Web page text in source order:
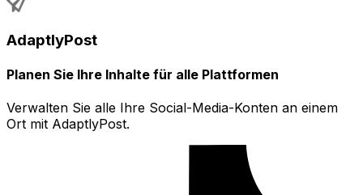
AdaptlyPost
Planen Sie Ihre Inhalte für alle Plattformen
Verwalten Sie alle Ihre Social-Media-Konten an einem
Ort mit AdaptlyPost.